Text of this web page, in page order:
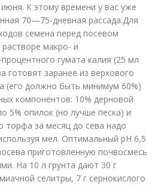
К этому времени у вас уже
70—75-дневная рассада.Для
семена перед посевом
макро- и
гумата калия (25 мл
готовят заранее из верхового
(его должно быть минимум 60%)
компонентов: 10% дерновой
5% опилок (но лучше песка) и
торфа за месяц до сева надо
мел. Оптимальный рН 6,5
приготовленную почвосмесь
На 10 л грунта дают 30 г
селитры, 7 г сернокислого